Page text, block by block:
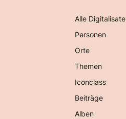
Alle Digitalisate
Personen
Orte
Themen
Iconclass
Beiträge
Alben